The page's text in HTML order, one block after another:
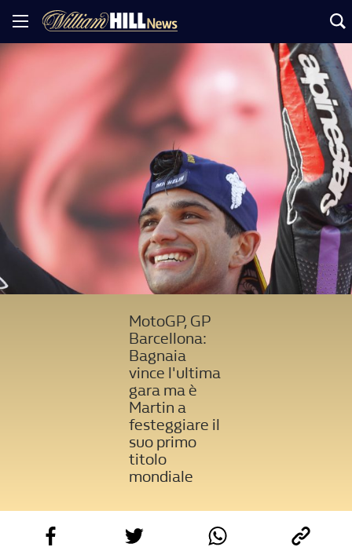
MotoGP, GP
Barcellona:
Bagnaia
vince l'ultima
gara ma è
Martin a
festeggiare il
suo primo
titolo
mondiale